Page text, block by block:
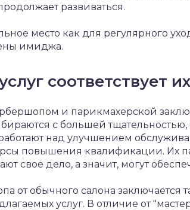
развиваться.
место как для регулярного
имиджа.
соответствует
и парикмахерской
с большей
над улучшением
повышения квалификации. Их
свое дело, а значит, могут
от обычного салона заключается
услуг. В отличие от